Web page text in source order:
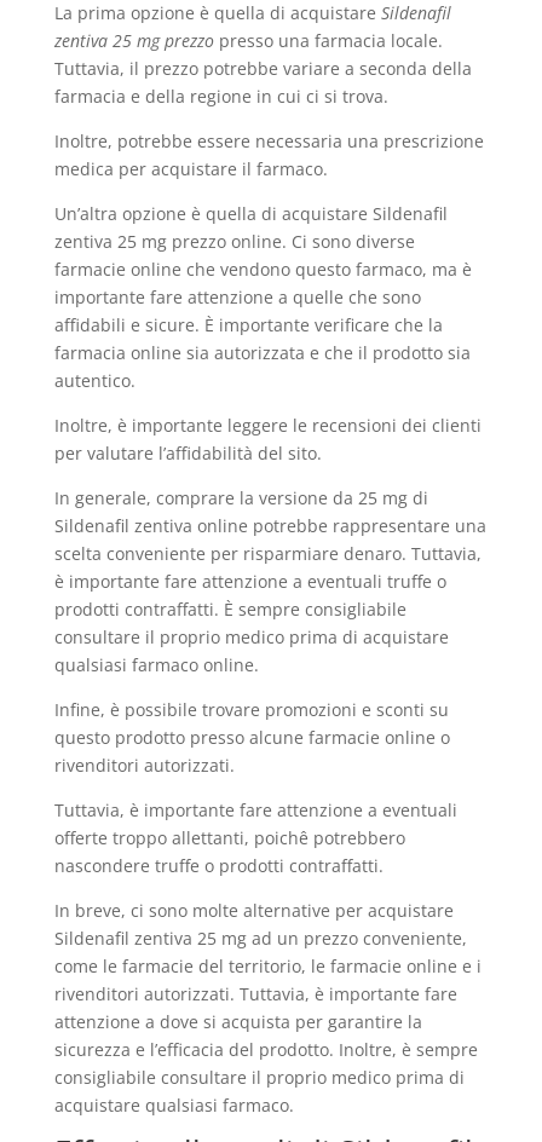
La prima opzione è quella di acquistare Sildenafil
zentiva 25 mg prezzopresso una farmacia locale.
Tuttavia, il prezzo potrebbe variare a seconda della
farmacia e della regione in cui ci si trova.
Inoltre, potrebbe essere necessaria una prescrizione
medica per acquistare il farmaco.
Un’altra opzione è quella di acquistare Sildenafil
zentiva 25 mg prezzo online. Ci sono diverse
farmacie online che vendono questo farmaco, ma è
importante fare attenzione a quelle che sono
affidabili e sicure. È importante verificare che la
farmacia online sia autorizzata e che il prodotto sia
autentico.
Inoltre, è importante leggere le recensioni dei clienti
per valutare l’affidabilità del sito.
In generale, comprare la versione da 25 mg di
Sildenafil zentiva online potrebbe rappresentare una
scelta conveniente per risparmiare denaro. Tuttavia,
è importante fare attenzione a eventuali truffe o
prodotti contraffatti. È sempre consigliabile
consultare il proprio medico prima di acquistare
qualsiasi farmaco online.
Infine, è possibile trovare promozioni e sconti su
questo prodotto presso alcune farmacie online o
rivenditori autorizzati.
Tuttavia, è importante fare attenzione a eventuali
offerte troppo allettanti, poichê potrebbero
nascondere truffe o prodotti contraffatti.
In breve, ci sono molte alternative per acquistare
Sildenafil zentiva 25 mg ad un prezzo conveniente,
come le farmacie del territorio, le farmacie online e i
rivenditori autorizzati. Tuttavia, è importante fare
attenzione a dove si acquista per garantire la
sicurezza e l’efficacia del prodotto. Inoltre, è sempre
consigliabile consultare il proprio medico prima di
acquistare qualsiasi farmaco.